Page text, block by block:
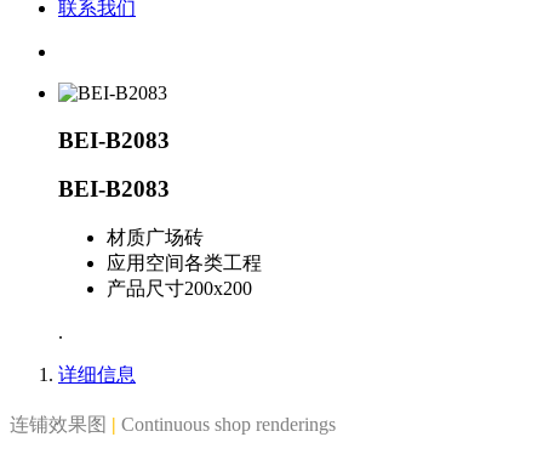
联系我们
BEI-B2083
BEI-B2083
材质广场砖
应用空间各类工程
产品尺寸200x200
.
详细信息
连铺效果图 | Continuous shop renderings